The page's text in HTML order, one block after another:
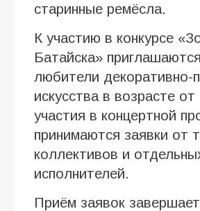
старинные ремёсла.
К участию в конкурсе
Батайска»
любители декоративно-
искусства в возрасте
участия в концертной
принимаются заявки от
коллективов и
исполнителей.
Приём заявок